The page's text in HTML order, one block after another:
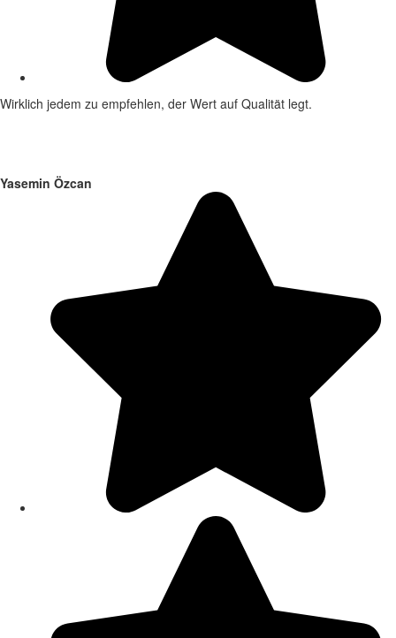
Wirklich jedem zu empfehlen, der Wert auf Qualität legt.
Yasemin Özcan